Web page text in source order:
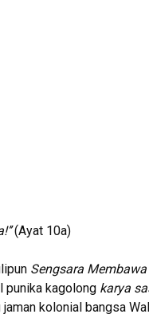
(Ayat 10a)
Sengsara
punika kagolong karya
kolonial bangsa